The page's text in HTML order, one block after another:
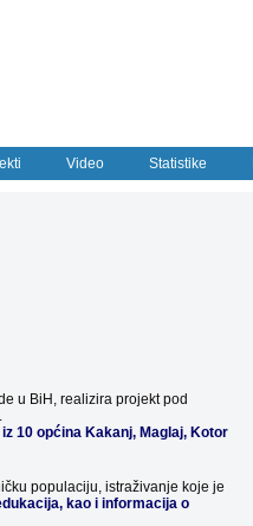
Video Statistike
u BiH, realizira projekt pod
10 općina Kakanj, Maglaj, Kotor
populaciju, istraživanje koje je
kao i informacija o